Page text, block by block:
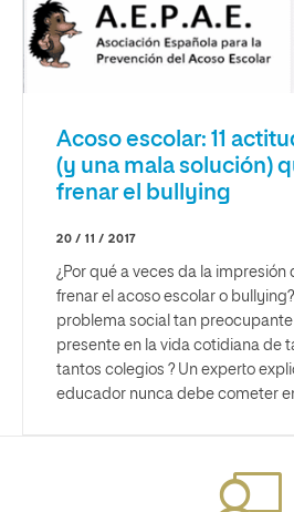
Acoso escolar: 11
(y una mala solución)
frenar el bullying
20 / 11 / 2017
¿Por qué a veces da la impresión
frenar el acoso escolar o
problema social tan
presente en la vida cotidiana de
tantos colegios ? Un experto
educador nunca debe cometer